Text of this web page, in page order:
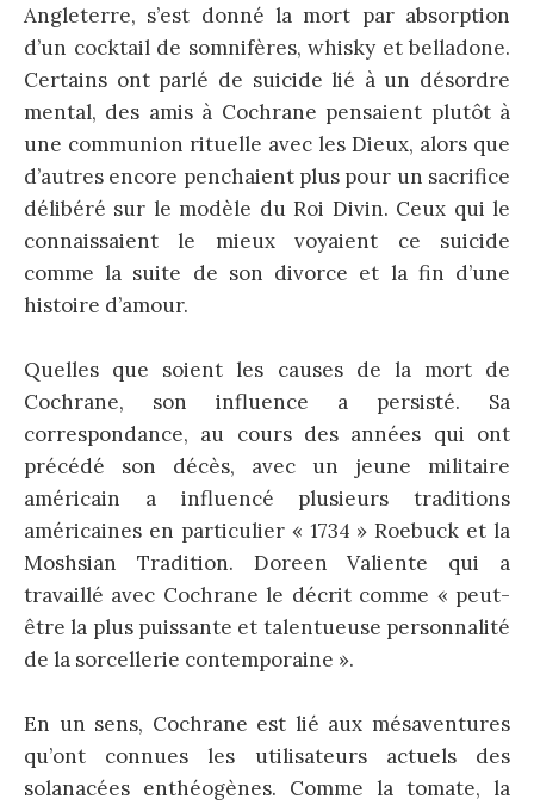
Angleterre, s’est donné la mort par absorption
d’un cocktail de somnifères, whisky et belladone.
Certains ont parlé de suicide lié à un désordre
mental, des amis à Cochrane pensaient plutôt à
une communion rituelle avec les Dieux, alors que
d’autres encore penchaient plus pour un sacrifice
délibéré sur le modèle du Roi Divin. Ceux qui le
connaissaient le mieux voyaient ce suicide
comme la suite de son divorce et la fin d’une
histoire d’amour.
Quelles que soient les causes de la mort de
Cochrane, son influence a persisté. Sa
correspondance, au cours des années qui ont
précédé son décès, avec un jeune militaire
américain a influencé plusieurs traditions
américaines en particulier « 1734 » Roebuck et la
Moshsian Tradition. Doreen Valiente qui a
travaillé avec Cochrane le décrit comme « peut-
être la plus puissante et talentueuse personnalité
de la sorcellerie contemporaine ».
En un sens, Cochrane est lié aux mésaventures
qu’ont connues les utilisateurs actuels des
solanacées enthéogènes. Comme la tomate, la